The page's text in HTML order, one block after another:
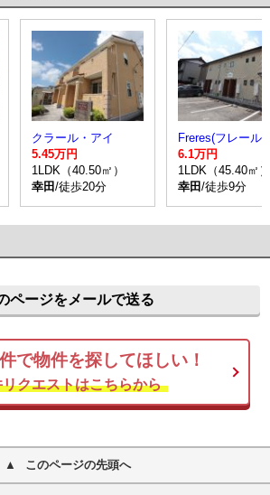
クラール・アイ
5.45万円
1LDK（40.50㎡）
幸田 /徒歩20分
Freres(フレール)
6.1万円
1LDK（45.40㎡）
幸田 /徒歩9分
ページをメールで送る
で物件を探してほしい！
クエストはこちらから
このページの先頭へ